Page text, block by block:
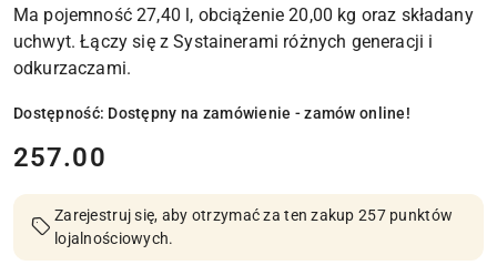
Ma pojemność 27,40 l, obciążenie 20,00 kg oraz składany
uchwyt. Łączy się z Systainerami różnych generacji i
odkurzaczami.
Dostępność: Dostępny na zamówienie - zamów online!
cena:
257.00
Zarejestruj się, aby otrzymać za ten zakup 257 punktów
lojalnościowych.